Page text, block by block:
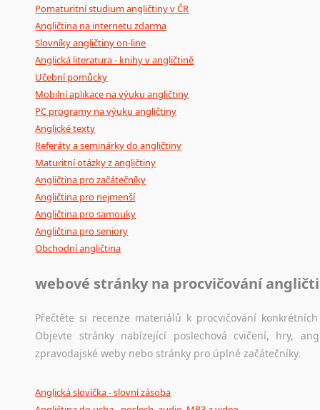
Pomaturitní studium angličtiny v ČR
Angličtina na internetu zdarma
Slovníky angličtiny on-line
Anglická literatura - knihy v angličtině
Učební pomůcky
Mobilní aplikace na výuku angličtiny
PC programy na výuku angličtiny
Anglické texty
Referáty a seminárky do angličtiny
Maturitní otázky z angličtiny
Angličtina pro začátečníky
Angličtina pro nejmenší
Angličtina pro samouky
Angličtina pro seniory
Obchodní angličtina
webové stránky na procvičování
Přečtěte si recenze materiálů k procvičování
Objevte stránky nabízející poslechová cvičení, hry,
zpravodajské weby nebo stránky pro úplné začátečníky.
Anglická slovíčka - slovní zásoba